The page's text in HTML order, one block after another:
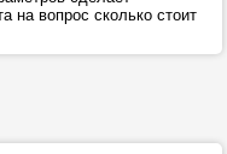
на вопрос сколько стоит